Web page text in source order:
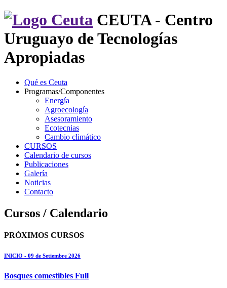
CEUTA - Centro
Uruguayo de Tecnologías
Apropiadas
Qué es Ceuta
Programas/Componentes
Energía
Agroecología
Asesoramiento
Ecotecnias
Cambio climático
CURSOS
Calendario de cursos
Publicaciones
Galería
Noticias
Contacto
Cursos / Calendario
PRÓXIMOS CURSOS
INICIO - 09 de Setiembre 2026
Bosques comestibles Full